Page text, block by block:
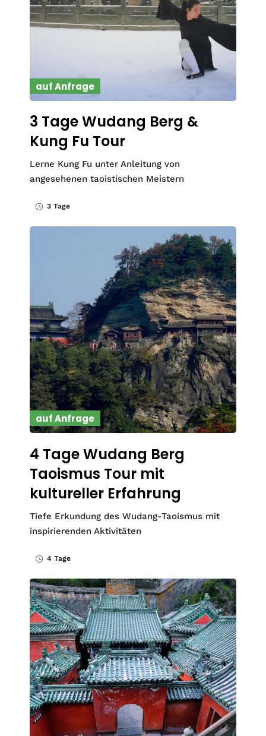
auf Anfrage
3 Tage Wudang Berg &
Kung Fu Tour
Lerne Kung Fu unter Anleitung von
angesehenen taoistischen Meistern
3 Tage
auf Anfrage
4 Tage Wudang Berg
Taoismus Tour mit
kultureller Erfahrung
Tiefe Erkundung des Wudang-Taoismus mit
inspirierenden Aktivitäten
4 Tage